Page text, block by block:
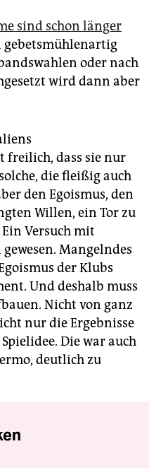
sind schon länger
gebetsmühlenartig
oder nach
wird dann aber
dass sie nur
die fleißig auch
den Egoismus, den
Willen, ein Tor zu
Versuch mit
Mangelndes
der Klubs
Und deshalb muss
Nicht von ganz
nur die Ergebnisse
Die war auch
deutlich zu